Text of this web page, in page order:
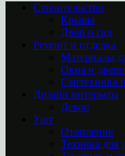
Строительство
Крыша
Двор и сад
Ремонт и отделка
Материалы
Окна и двери
Сантехника
Дизайн интерьера
Декор
Уют
Отопление
Техника для